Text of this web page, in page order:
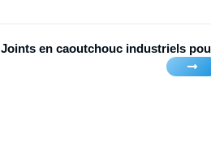
Joints en caoutchouc industriels